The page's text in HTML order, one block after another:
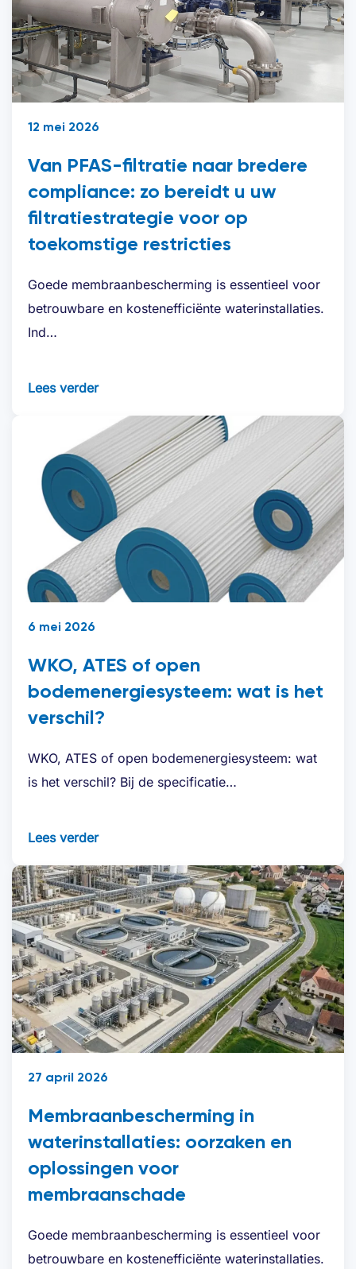
12 mei 2026
Van PFAS-filtratie naar bredere
compliance: zo bereidt u uw
filtratiestrategie voor op
toekomstige restricties
Goede membraanbescherming is essentieel voor
betrouwbare en kostenefficiënte waterinstallaties.
Ind…
Lees verder
6 mei 2026
WKO, ATES of open
bodemenergiesysteem: wat is het
verschil?
WKO, ATES of open bodemenergiesysteem: wat
is het verschil? Bij de specificatie…
Lees verder
27 april 2026
Membraanbescherming in
waterinstallaties: oorzaken en
oplossingen voor
membraanschade
Goede membraanbescherming is essentieel voor
betrouwbare en kostenefficiënte waterinstallaties.